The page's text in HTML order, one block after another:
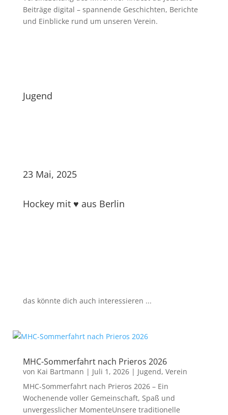
Beiträge digital – spannende Geschichten, Berichte
und Einblicke rund um unseren Verein.
Jugend
23 Mai, 2025
Hockey mit ♥ aus Berlin
das könnte dich auch interessieren ...
MHC-Sommerfahrt nach Prieros 2026
von Kai Bartmann | Juli 1, 2026| Jugend, Verein
MHC-Sommerfahrt nach Prieros 2026 – Ein
Wochenende voller Gemeinschaft, Spaß und
unvergesslicher MomenteUnsere traditionelle